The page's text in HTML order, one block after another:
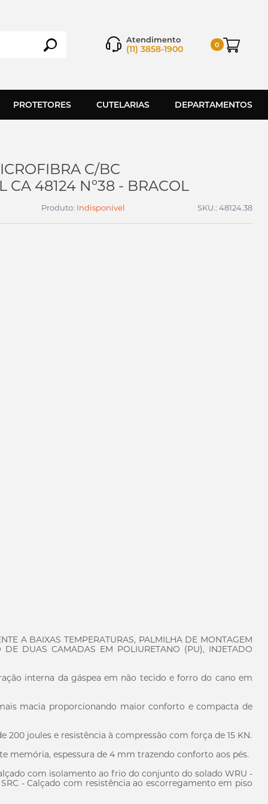
Atendimento
(11) 3858-1900 0
PROTETORES CUTELARIAS DEPARTAMENTOS
C/BC
48124 Nº38 - BRACOL
Produto: Indisponível SKU.: 48124.38
A BAIXAS TEMPERATURAS, PALMILHA DE MONTAGEM
DUAS CAMADAS EM POLIURETANO (PU), INJETADO
interna da gáspea em não tecido e forro do cano em
macia proporcionando maior conforto e compacta de
joules e resistência à compressão com força de 15 KN.
memória, espessura de 4 mm trazendo conforto aos pés.
com isolamento ao frio do conjunto do solado WRU -
- Calçado com resistência ao escorregamento em piso